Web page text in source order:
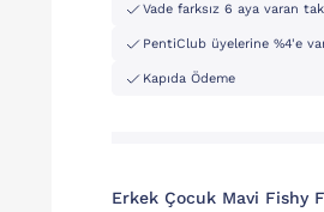
Vade farksız 6 aya varan
PentiClub üyelerine %4'e
Kapıda Ödeme
Erkek Çocuk Mavi Fishy